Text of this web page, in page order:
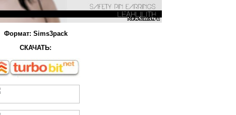
Формат: Sims3pack
СКАЧАТЬ: